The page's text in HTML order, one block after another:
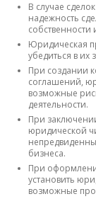
В случае
надежность
собственности
Юридическая
убедиться в их
При создании
соглашений,
возможные
деятельности.
При
юридической
бизнеса.
При
установить
возможные